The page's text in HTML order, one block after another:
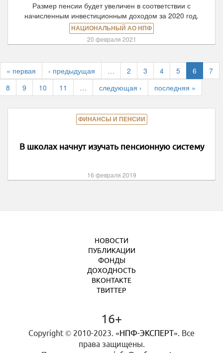
Размер пенсии будет увеличен в соответствии с
начисленным инвестиционным доходом за 2020 год.
НАЦИОНАЛЬНЫЙ АО НПФ
20 февраля 2021
« первая ‹ предыдущая … 2 3 4 5 6
7
8
9 10 11 … следующая › последняя »
ФИНАНСЫ И ПЕНСИИ
В школах начнут изучать пенсионную систему
16 февраля 2019
НОВОСТИ
ПУБЛИКАЦИИ
ФОНДЫ
ДОХОДНОСТЬ
ВКОНТАКТЕ
ТВИТТЕР
16+
Copyright © 2010-2023. «НПФ-ЭКСПЕРТ». Все
права защищены.